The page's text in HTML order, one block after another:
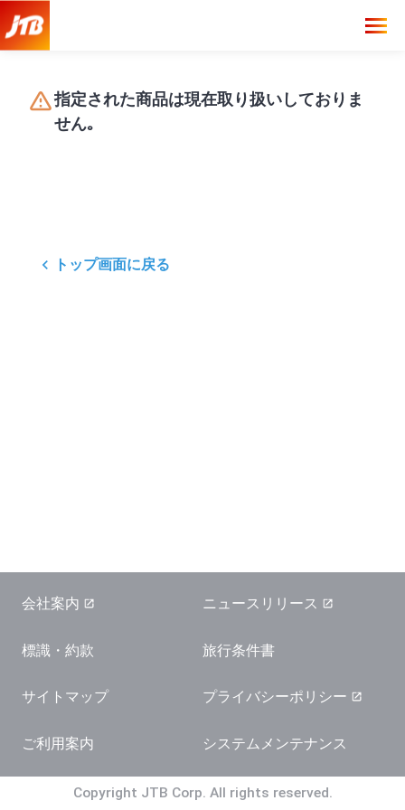
指定された商品は現在取り扱いしておりま
せん｡
トップ画面に戻る
会社案内 ニュースリリース
標識・約款 旅行条件書
サイトマップ プライバシーポリシー
ご利用案内 システムメンテナンス
Copyright JTB Corp. All rights reserved.